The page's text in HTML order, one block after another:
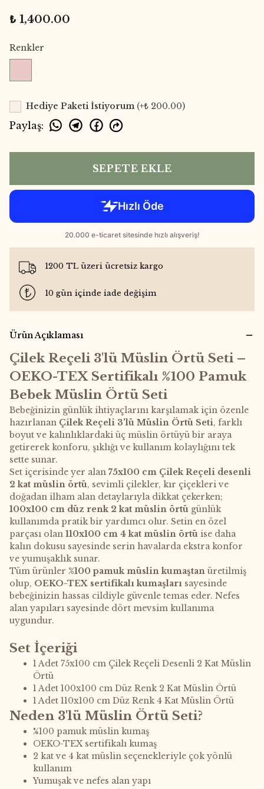
₺ 1,400.00
Renkler
Hediye Paketi İstiyorum (+₺ 200.00)
Paylaş:
SEPETE EKLE
1200 TL üzeri ücretsiz kargo
10 gün içinde iade değişim
Ürün Açıklaması
Çilek Reçeli 3'lü Müslin Örtü Seti –
OEKO-TEX Sertifikalı %100 Pamuk
Bebek Müslin Örtü Seti
Bebeğinizin günlük ihtiyaçlarını karşılamak için özenle
hazırlanan Çilek Reçeli 3'lü Müslin Örtü Seti, farklı
boyut ve kalınlıklardaki üç müslin örtüyü bir araya
getirerek konforu, şıklığı ve kullanım kolaylığını tek
sette sunar.
Set içerisinde yer alan 75x100 cm Çilek Reçeli desenli
2 kat müslin örtü, sevimli çilekler, kır çiçekleri ve
doğadan ilham alan detaylarıyla dikkat çekerken;
100x100 cm düz renk 2 kat müslin örtü günlük
kullanımda pratik bir yardımcı olur. Setin en özel
parçası olan 110x100 cm 4 kat müslin örtü ise daha
kalın dokusu sayesinde serin havalarda ekstra konfor
ve yumuşaklık sunar.
Tüm ürünler %100 pamuk müslin kumaştan üretilmiş
olup, OEKO-TEX sertifikalı kumaşları sayesinde
bebeğinizin hassas cildiyle güvenle temas eder. Nefes
alan yapıları sayesinde dört mevsim kullanıma
uygundur.
Set İçeriği
1 Adet 75x100 cm Çilek Reçeli Desenli 2 Kat Müslin
Örtü
1 Adet 100x100 cm Düz Renk 2 Kat Müslin Örtü
1 Adet 110x100 cm Düz Renk 4 Kat Müslin Örtü
Neden 3'lü Müslin Örtü Seti?
%100 pamuk müslin kumaş
OEKO-TEX sertifikalı kumaş
2 kat ve 4 kat müslin seçenekleriyle çok yönlü
kullanım
Yumuşak ve nefes alan yapı